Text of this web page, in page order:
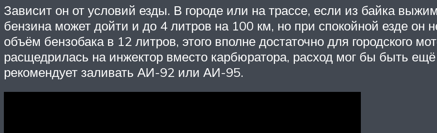
Зависит он от условий езды. В городе или на трассе, если из байка
бензина может дойти и до 4 литров на 100 км, но при спокойной езде он
объём бензобака в 12 литров, этого вполне достаточно для городского
расщедрилась на инжектор вместо карбюратора, расход мог бы быть
рекомендует заливать АИ-92 или АИ-95.